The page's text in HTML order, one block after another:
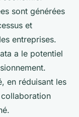
sont générées
et
entreprises.
a le potentiel
en réduisant les